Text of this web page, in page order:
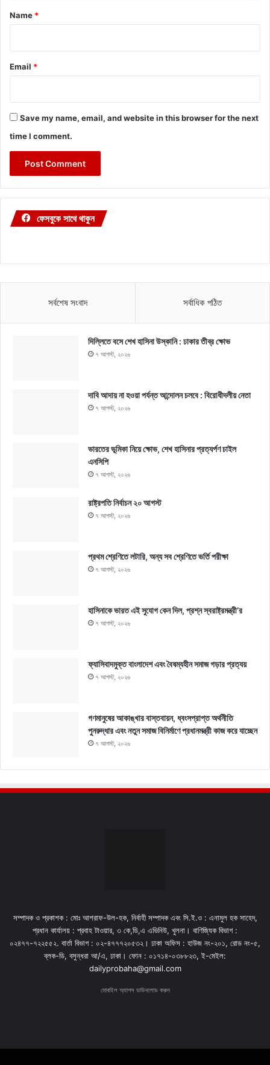
*
Name *
Email *
Save my name, email, and website in this browser for the next
time I comment.
ফেসবুকে সাথে থাকুন
সর্বশেষ সংবাদ সর্বাধিক পঠিত
দিল্লিতে বসে শেখ হাসিনা উস্কানি : ঢাকার তীব্র ক্ষোভ
৭ আগস্ট, ২০২৬
দাবি আদায় না হওয়া পর্যন্ত আন্দোলন চলবে : বিরোধীদলীয় নেতা
৭ আগস্ট, ২০২৬
ভারতের ভূমিকা নিয়ে ক্ষোভ, শেখ হাসিনার প্রত্যর্পণ চাইল
এনসিপি
৭ আগস্ট, ২০২৬
রাষ্ট্রপতি নির্বাচন ২০ আগস্ট
৭ আগস্ট, ২০২৬
প্রথম শ্রেণিতে লটারি, অন্য সব শ্রেণিতে ভর্তি পরীক্ষা
৭ আগস্ট, ২০২৬
হাসিনাকে ভারত এই সুযোগ কেন দিল, প্রশ্ন স্বরাষ্ট্রমন্ত্রী’র
৭ আগস্ট, ২০২৬
ফ্যাসিবাদমুক্ত বাংলাদেশ এবং বৈষম্যহীন সমাজ গড়ার প্রত্যয়
৭ আগস্ট, ২০২৬
গণমানুষের আকাঙ্খার বাস্তবায়ন, ধ্বংসপ্রাপ্ত অর্থনীতি
পুনরুদ্ধার এবং নতুন সমাজ বিনির্মাণে প্রধানমন্ত্রী কাজ করে যাচ্ছেন
৭ আগস্ট, ২০২৬
সম্পাদক ও প্রকাশক : মোঃ আশরাফ-উল-হক, নির্বাহী সম্পাদক এবং সি.ই.ও : এনামুল হক সাহেদ,
প্রধান কার্যালয় : প্রবাহ টাওয়ার, ৩ কে,ডি,এ এভিনিউ, খুলনা। বাণিজ্যিক বিভাগ :
০২৪৭৭-৭২২৫৫২. বার্তা বিভাগ : ০২-৪৭৭৭২০৫৩২। ঢাকা অফিস : হাউজ নং-২০১, রোড নং-৫,
ব্লক-ডি, বসুন্ধরা আ/এ, ঢাকা। ফোন : ০১৭১৪-০৩৮৮২৩, ই-মেইল:
dailyprobaha@gmail.com
মোবাইল অ্যাপস ডাউনলোড করুন